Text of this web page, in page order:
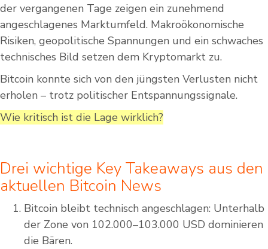
der vergangenen Tage zeigen ein zunehmend
angeschlagenes Marktumfeld. Makroökonomische
Risiken, geopolitische Spannungen und ein schwaches
technisches Bild setzen dem Kryptomarkt zu.
Bitcoin konnte sich von den jüngsten Verlusten nicht
erholen – trotz politischer Entspannungssignale.
Wie kritisch ist die Lage wirklich?
Drei wichtige Key Takeaways aus den
aktuellen Bitcoin News
Bitcoin bleibt technisch angeschlagen: Unterhalb
der Zone von 102.000–103.000 USD dominieren
die Bären.